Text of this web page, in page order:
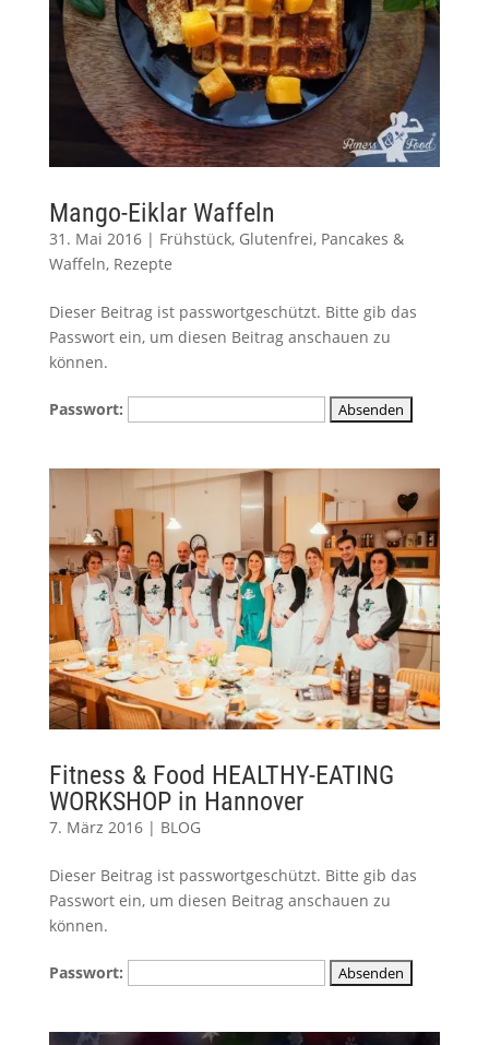
Mango-Eiklar Waffeln
31. Mai 2016| Frühstück, Glutenfrei, Pancakes &
Waffeln, Rezepte
Dieser Beitrag ist passwortgeschützt. Bitte gib das
Passwort ein, um diesen Beitrag anschauen zu
können.
Passwort:
Fitness & Food HEALTHY-EATING
WORKSHOP in Hannover
7. März 2016| BLOG
Dieser Beitrag ist passwortgeschützt. Bitte gib das
Passwort ein, um diesen Beitrag anschauen zu
können.
Passwort: